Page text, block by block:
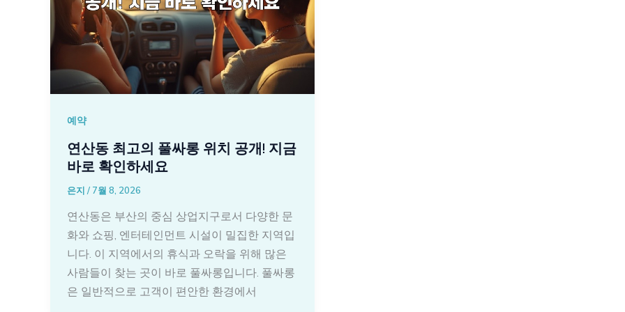
예약
연산동 최고의 풀싸롱 위치 공개! 지금
바로 확인하세요
은지 / 7월 8, 2026
연산동은 부산의 중심 상업지구로서 다양한 문
화와 쇼핑, 엔터테인먼트 시설이 밀집한 지역입
니다. 이 지역에서의 휴식과 오락을 위해 많은
사람들이 찾는 곳이 바로 풀싸롱입니다. 풀싸롱
은 일반적으로 고객이 편안한 환경에서